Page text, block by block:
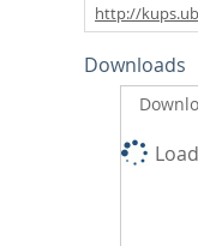
http://
Downloads